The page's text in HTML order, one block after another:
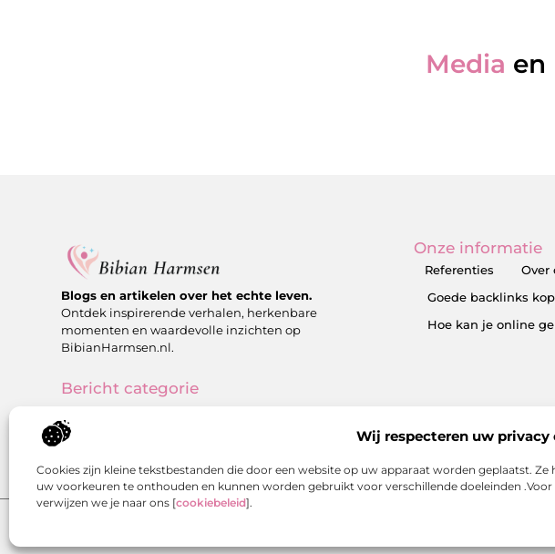
Wij respecteren uw privacy
Cookies zijn kleine tekstbestanden die door een website op uw apparaat worden geplaatst. Ze
uw voorkeuren te onthouden en kunnen worden gebruikt voor verschillende doeleinden
verwijzen we je naar ons [cookiebeleid].
Media en
Blogs en artikelen over het echte leven.
Ontdek inspirerende verhalen, herkenbare
momenten en waardevolle inzichten op
BibianHarmsen.nl.
Bericht categorie
Onze informatie
Referenties Over
Goede backlinks
Hoe kan je online